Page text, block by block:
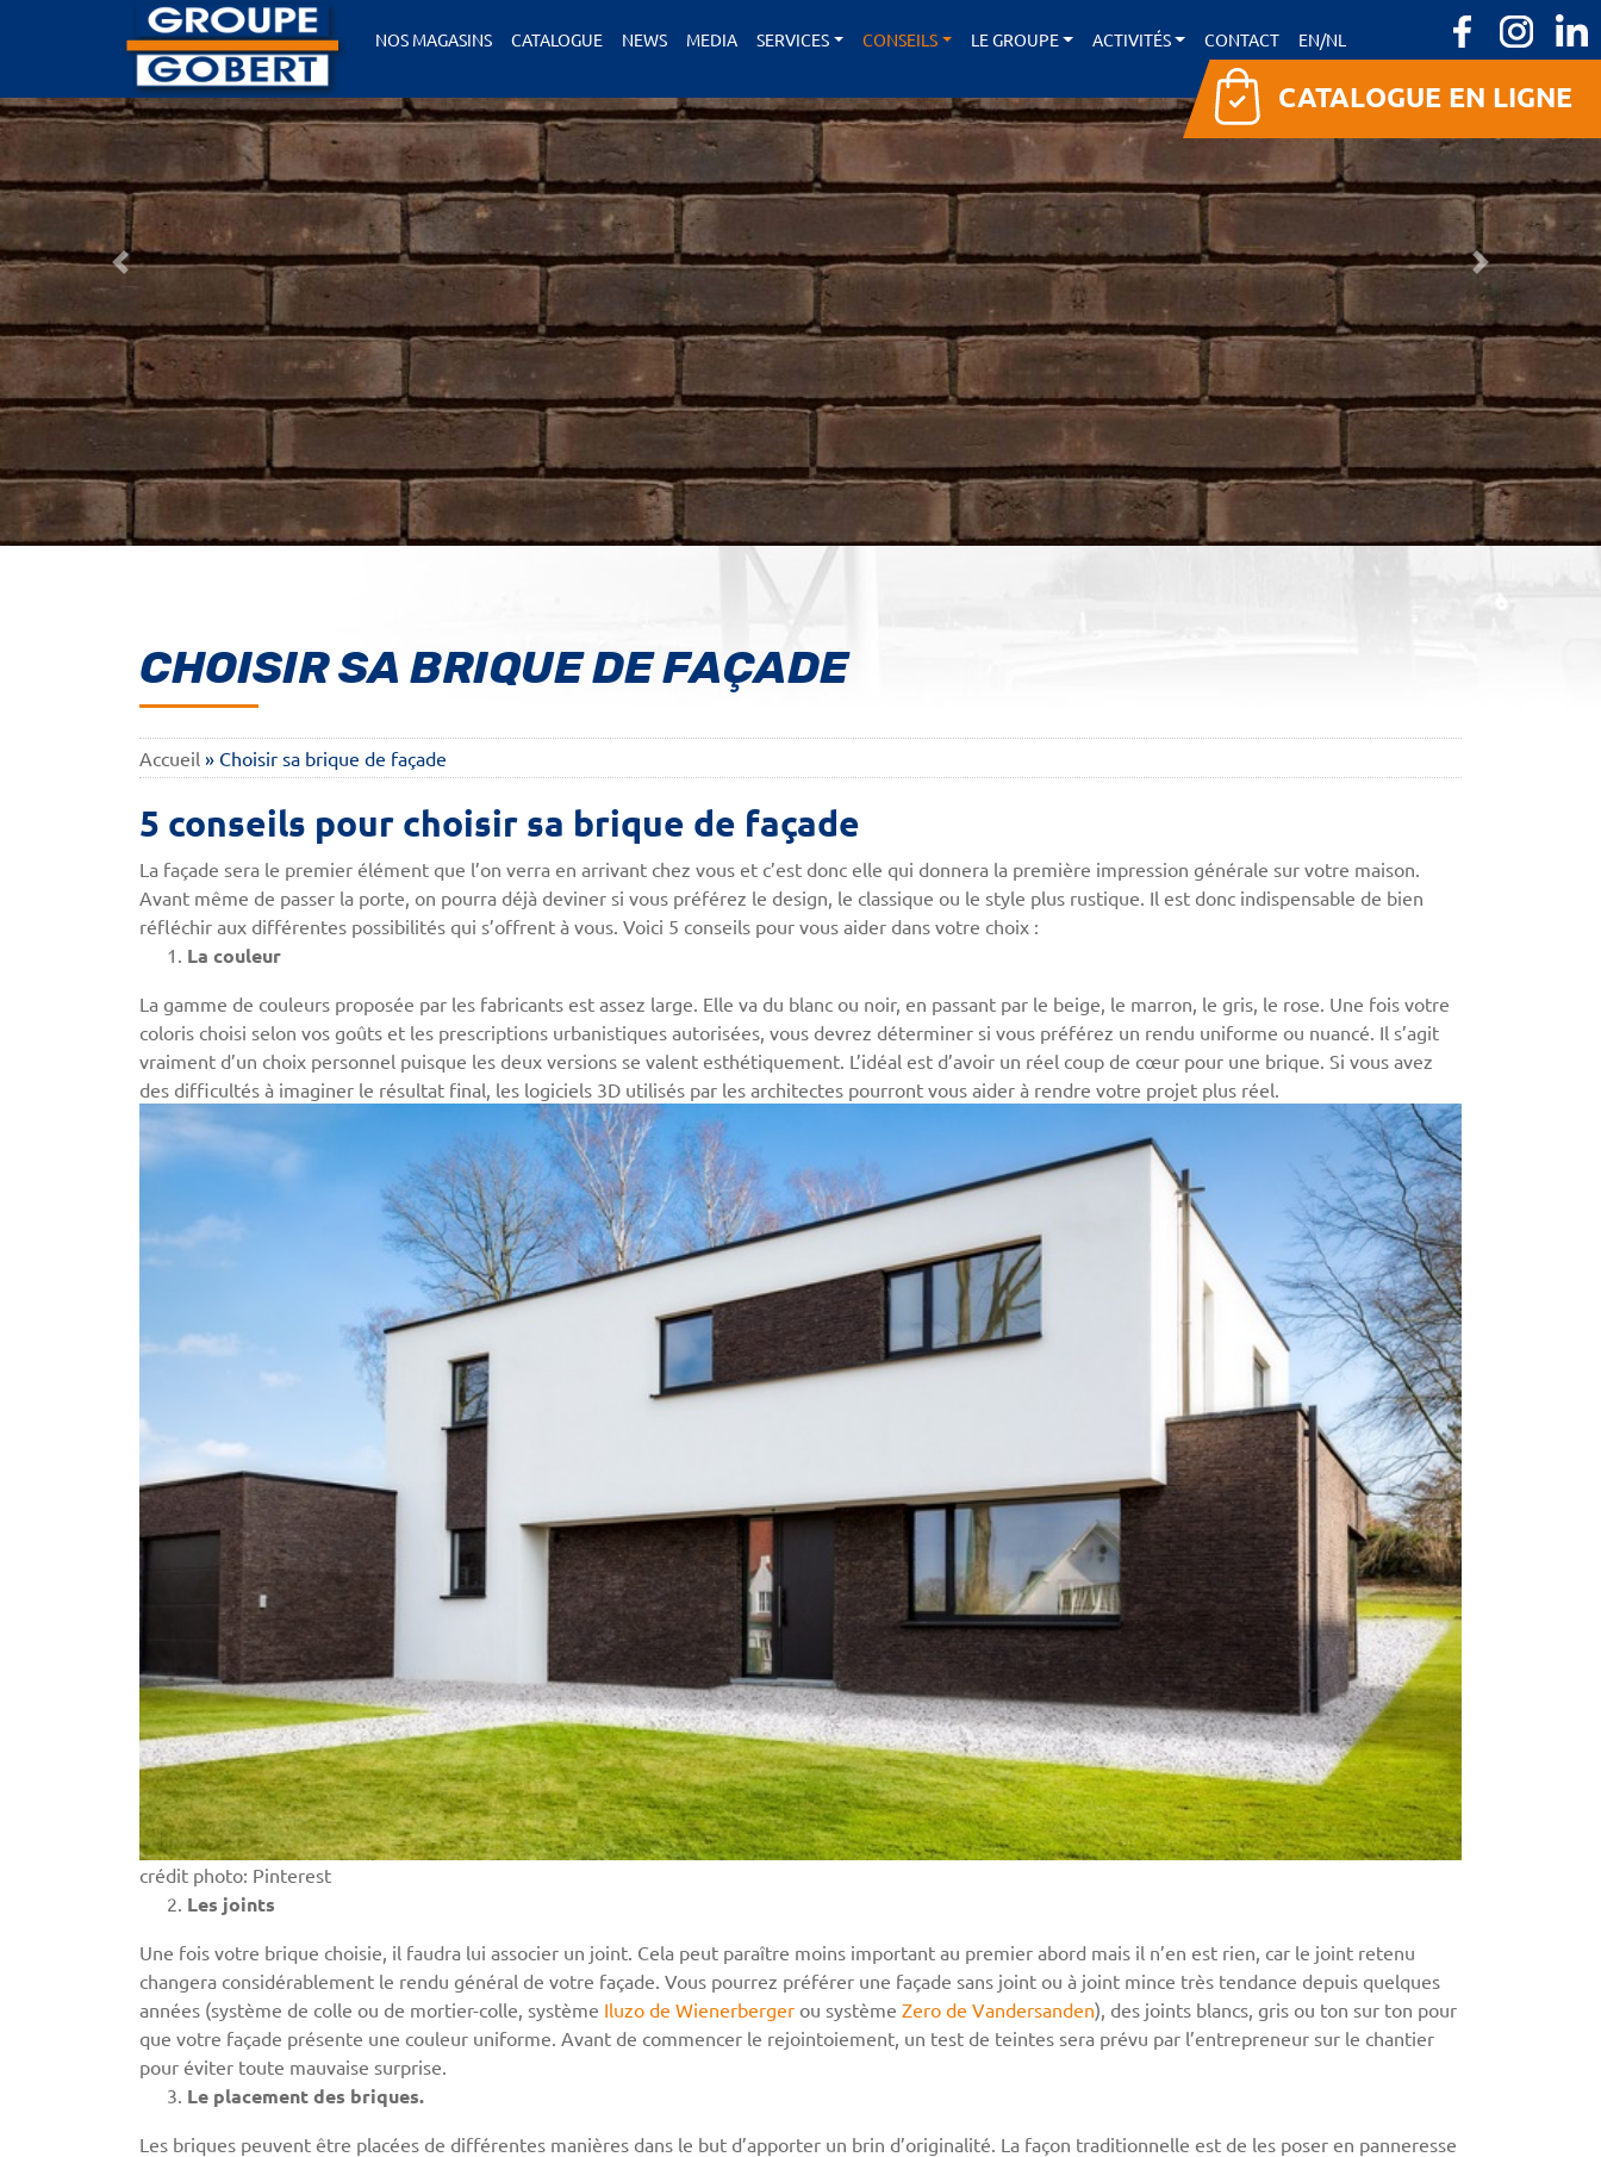
NOS MAGASINS CATALOGUE NEWS MEDIA SERVICES CONSEILS LE GROUPE ACTIVITÉS CONTACT EN/NL
CATALOGUE EN LIGNE
Précédent Suivant
CHOISIR SA BRIQUE DE FAÇADE
Accueil » Choisir sa brique de façade
5 conseils pour choisir sa brique de façade
La façade sera le premier élément que l’on verra en arrivant chez vous et c’est donc elle qui donnera la première impression générale sur votre maison.
Avant même de passer la porte, on pourra déjà deviner si vous préférez le design, le classique ou le style plus rustique. Il est donc indispensable de bien
réfléchir aux différentes possibilités qui s’offrent à vous. Voici 5 conseils pour vous aider dans votre choix :
La couleur
La gamme de couleurs proposée par les fabricants est assez large. Elle va du blanc ou noir, en passant par le beige, le marron, le gris, le rose. Une fois votre
coloris choisi selon vos goûts et les prescriptions urbanistiques autorisées, vous devrez déterminer si vous préférez un rendu uniforme ou nuancé. Il s’agit
vraiment d’un choix personnel puisque les deux versions se valent esthétiquement. L’idéal est d’avoir un réel coup de cœur pour une brique. Si vous avez
des difficultés à imaginer le résultat final, les logiciels 3D utilisés par les architectes pourront vous aider à rendre votre projet plus réel.
crédit photo: Pinterest
Les joints
Une fois votre brique choisie, il faudra lui associer un joint. Cela peut paraître moins important au premier abord mais il n’en est rien, car le joint retenu
changera considérablement le rendu général de votre façade. Vous pourrez préférer une façade sans joint ou à joint mince très tendance depuis quelques
années (système de colle ou de mortier-colle, système Iluzo de Wienerberger ou système Zero de Vandersanden), des joints blancs, gris ou ton sur ton pour
que votre façade présente une couleur uniforme. Avant de commencer le rejointoiement, un test de teintes sera prévu par l’entrepreneur sur le chantier
pour éviter toute mauvaise surprise.
Le placement des briques.
Les briques peuvent être placées de différentes manières dans le but d’apporter un brin d’originalité. La façon traditionnelle est de les poser en panneresse